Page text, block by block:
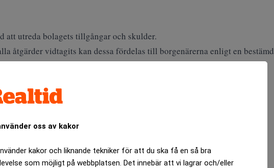
oss av kakor
kakor och liknande tekniker för att du ska få en så bra
som möjligt på webbplatsen. Det innebär att vi lagrar och/eller
att utreda bolagets tillgångar och skulder.
åtgärder vidtagits kan dessa fördelas till borgenärerna enligt en bestämd